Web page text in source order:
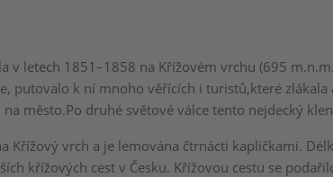
v letech 1851–1858 na Křížovém vrchu (695
putovalo k ní mnoho věřících i turistů,které
město.Po druhé světové válce tento nejdecký
Křížový vrch a je lemována čtrnácti kapličkami.
křížových cest v Česku. Křížovou cestu se